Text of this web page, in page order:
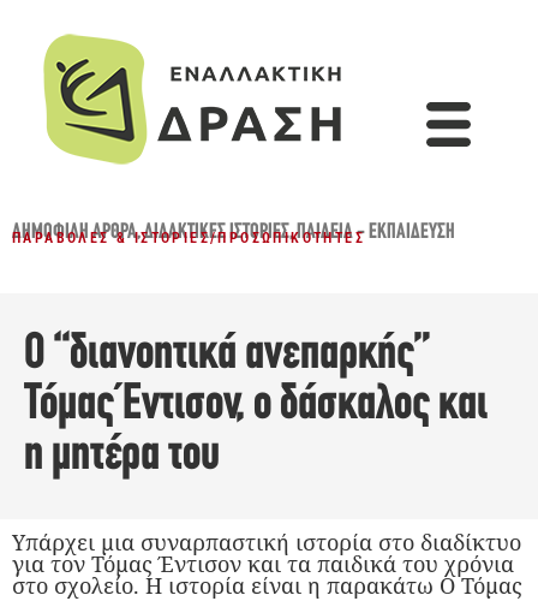
ΔΗΜΟΦΙΛΉ ΆΡΘΡΑ,ΔΙΔΑΚΤΙΚΈΣ ΙΣΤΟΡΊΕΣ,ΠΑΙΔΕΊΑ - ΕΚΠΑΊΔΕΥΣΗ
ΠΑΡΑΒΟΛΈΣ & ΙΣΤΟΡΊΕΣ/ΠΡΟΣΩΠΙΚΌΤΗΤΕΣ
Ο “διανοητικά ανεπαρκής”
Τόμας Έντισον, ο δάσκαλος και
η μητέρα του
Υπάρχει μια συναρπαστική ιστορία στο διαδίκτυο
για τον Τόμας Έντισον και τα παιδικά του χρόνια
στο σχολείο. Η ιστορία είναι η παρακάτω Ο Τόμας